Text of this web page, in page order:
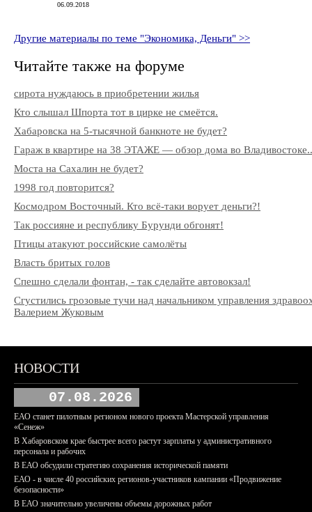
06.09.2018
Другие материалы по теме "Экономика, Деньги" >>
Читайте также на форуме
сирота нуждаюсь в приобретении жилья
Кто слышал Шпорта тот в цирке не смеётся.
Хабаровска на 5-тысячной банкноте не будет?
Гараж в квартире на 38 ЭТАЖЕ — обзор дома во
Моста на Сахалин не будет?
1998 год повторится?
Космодром Восточный. Кто всё-таки ворует деньги?!
Так россияне и республику Бурунди обгонят!
Птицы атакуют российские самолёты
Власть бритых голов
Спешно сделали фонтан, - так сделайте автовокзал!
Сгустились грозовые тучи над начальником управления
Валерием Жуковым
НОВОСТИ
07.08.2026
ЕАО станет пилотным регионом нового проекта Мастерской управления
«Сенеж»
В Хабаровском крае быстрее всего растут зарплаты у административного
персонала и рабочих
В ЕАО обсудили стратегию сохранения исторической памяти
ЕАО - в числе 40 российских регионов-участников кампании «Продвижение
безопасности»
В ЕАО значительно увеличены объемы дорожных работ